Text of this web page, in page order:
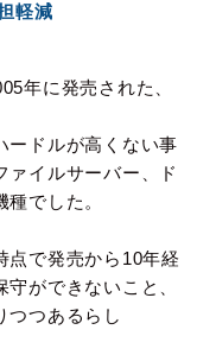
軽減
年に発売された、
ードルが高くない事
ァイルサーバー、ド
でした。
点で発売から10年経
ができないこと、
つつあるらし